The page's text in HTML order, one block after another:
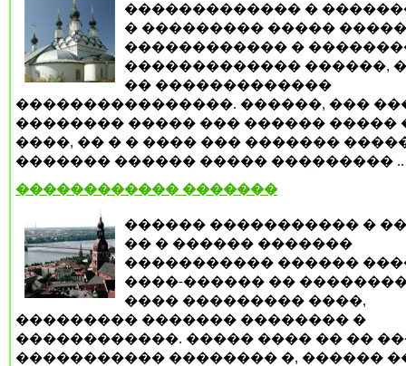
������������� �
� ��������� �����
������������ �
������������� ������,
�� �������������
����������������. ������, ���
�������� ����� ��� ������ �����
����, �� � � ���� ��� �������
������� ������ ����� ��������� ..
������������ �������
������ ����������� �
�� � ������ �������
����������� ������
����-������ ��
���� ��������� ����,
��������� ������� �������� �
������������. ����� ���� �� ��
����������� �������� �, ������